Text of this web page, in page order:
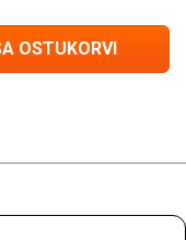
OSTUKORVI